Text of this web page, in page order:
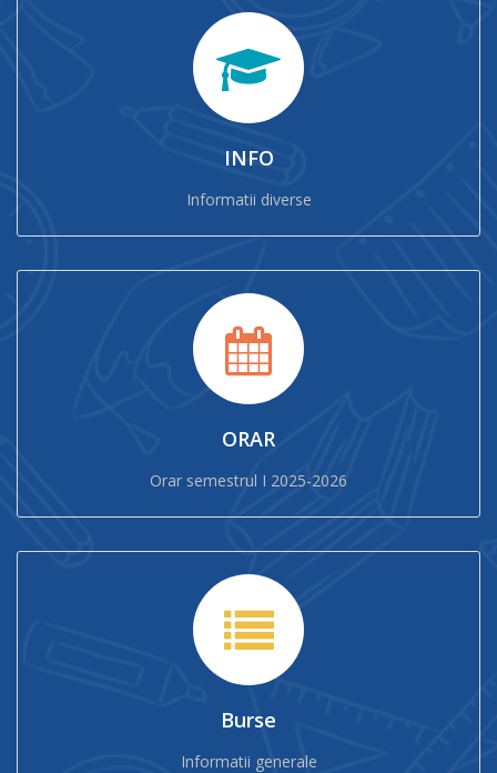
INFO
Informatii diverse
ORAR
Orar semestrul I 2025-2026
Burse
Informatii generale